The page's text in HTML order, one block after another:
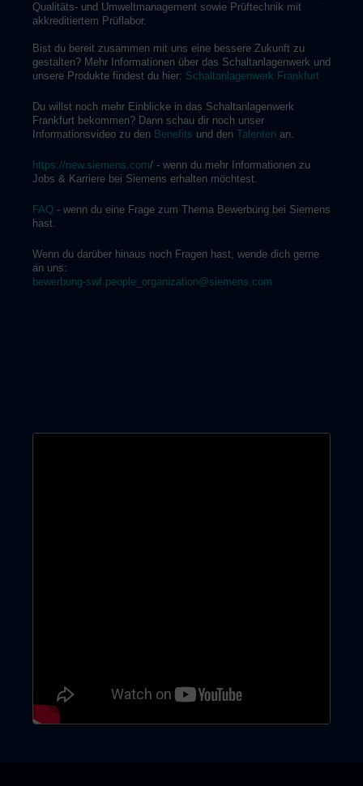
Qualitäts- und Umweltmanagement sowie Prüftechnik mit
akkreditiertem Prüflabor.
Bist du bereit zusammen mit uns eine bessere Zukunft zu
gestalten? Mehr Informationen über das Schaltanlagenwerk und
unsere Produkte findest du hier: Schaltanlagenwerk Frankfurt
Du willst noch mehr Einblicke in das Schaltanlagenwerk
Frankfurt bekommen? Dann schau dir noch unser
Informationsvideo zu den Benefits und den Talenten an.
https://new.siemens.com/ - wenn du mehr Informationen zu
Jobs & Karriere bei Siemens erhalten möchtest.
FAQ - wenn du eine Frage zum Thema Bewerbung bei Siemens
hast.
Wenn du darüber hinaus noch Fragen hast, wende dich gerne
an uns:
bewerbung-swf.people_organization@siemens.com